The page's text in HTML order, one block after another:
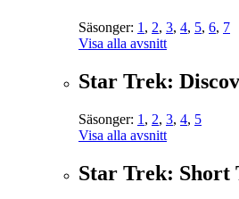
Säsonger: 1 , 2, 3, 4, 5, 6, 7
Visa alla avsnitt
Star Trek:
Säsonger: 1 , 2, 3, 4, 5
Visa alla avsnitt
Star Trek: Short